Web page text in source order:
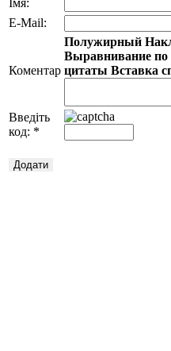
E-Mail:
Коментар
Полужирный
Выравнивание
цитаты Вставка
Введіть
код: *